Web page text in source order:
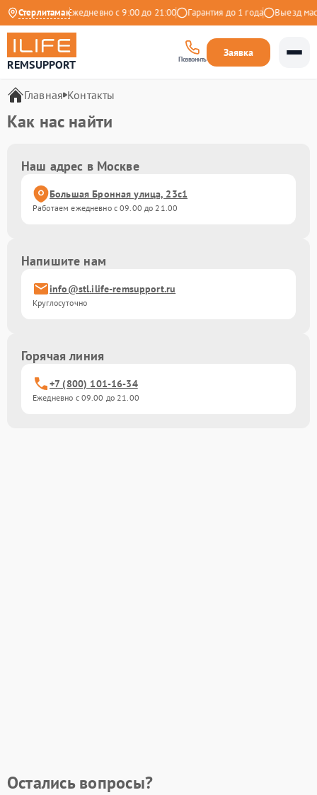
Стерлитамак
на Яндекс Ежедневно с 9:00 до 21:00 Гарантия до 1 года Выезд
REMSUPPORT Позвонить
Заявка
Главная Контакты
Как нас найти
Наш адрес в Москве
Большая Бронная улица, 23с1
Работаем ежедневно с 09.00 до 21.00
Напишите нам
info@stl.ilife-remsupport.ru
Круглосуточно
Горячая линия
+7 (800) 101-16-34
Ежедневно с 09.00 до 21.00
Остались вопросы?